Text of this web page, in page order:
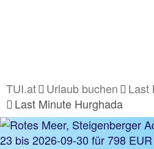
TUI.at Urlaub buchen
Last
Last Minute Hurghada